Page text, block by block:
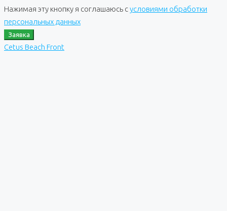
Нажимая эту кнопку я соглашаюсь сусловиями обработки
персональных данных
Заявка
Cetus Beach Front